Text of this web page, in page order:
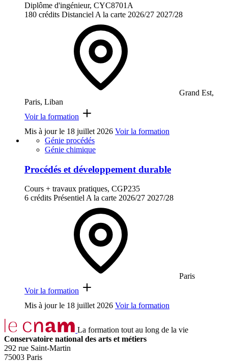
Diplôme d'ingénieur, CYC8701A
180 crédits Distanciel A la carte 2026/27 2027/28
Grand Est,
Paris, Liban
Voir la formation
Mis à jour le 18 juillet 2026 Voir la formation
Génie procédés
Génie chimique
Procédés et développement durable
Cours + travaux pratiques, CGP235
6 crédits PrésentielA la carte 2026/27 2027/28
Paris
Voir la formation
Mis à jour le 18 juillet 2026 Voir la formation
La formation tout au long de la vie
Conservatoire national des arts et métiers
292 rue Saint-Martin
75003 Paris